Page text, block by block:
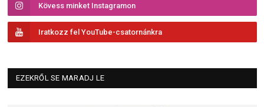
Kövess minket Instagramon
Iratkozz fel YouTube-csatornánkra
EZEKRŐL SE MARADJ LE